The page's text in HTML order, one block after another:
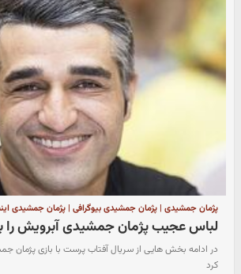
پژمان جمشیدی | پژمان جمشیدی بیوگرافی | پژمان جمشیدی
لباس عجیب پژمان جمشیدی آبرویش را
در ادامه بخش هایی از سریال آفتاب پرست با بازی پژمان
کرد